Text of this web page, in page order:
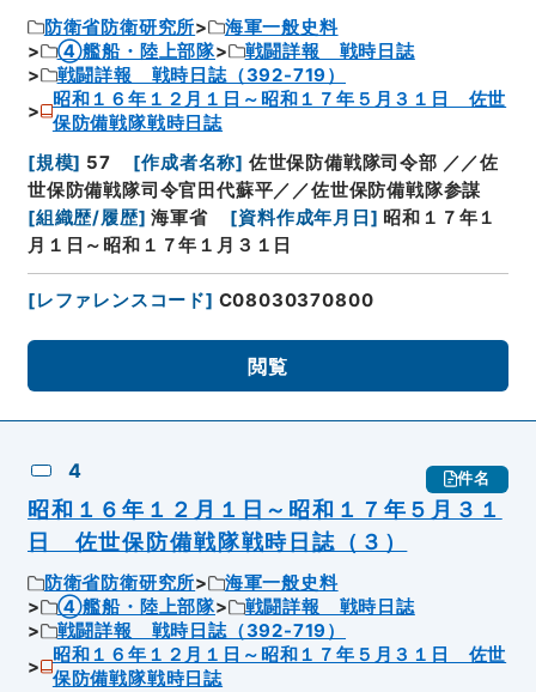
防衛省防衛研究所
海軍一般史料
④艦船・陸上部隊
戦闘詳報 戦時日誌
戦闘詳報 戦時日誌（392-719）
昭和１６年１２月１日～昭和１７年５月３１日 佐世
保防備戦隊戦時日誌
[規模] 57 [作成者名称] 佐世保防備戦隊司令部 ／／佐
世保防備戦隊司令官田代蘇平／／佐世保防備戦隊参謀
[組織歴/履歴] 海軍省 [資料作成年月日 ] 昭和１７年１
月１日～昭和１７年１月３１日
[レファレンスコード] C08030370800
閲覧
4 件名
昭和１６年１２月１日～昭和１７年５月３１
日 佐世保防備戦隊戦時日誌（３）
防衛省防衛研究所
海軍一般史料
④艦船・陸上部隊
戦闘詳報 戦時日誌
戦闘詳報 戦時日誌（392-719）
昭和１６年１２月１日～昭和１７年５月３１日 佐世
保防備戦隊戦時日誌